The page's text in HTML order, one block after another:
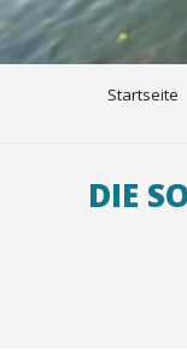
Startseite
DIE